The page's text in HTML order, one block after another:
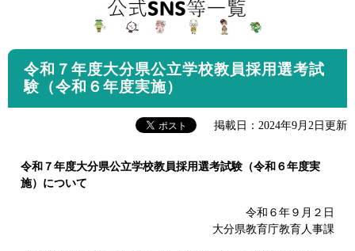
令和７年度大分県公立学校教員採用選考試
験（令和６年度実施）
掲載日：2024年9月2日更新
令和７年度大分県公立学校教員採用選考試験（令和６年度実
施）について
令和６年９月２日
大分県教育庁教育人事課